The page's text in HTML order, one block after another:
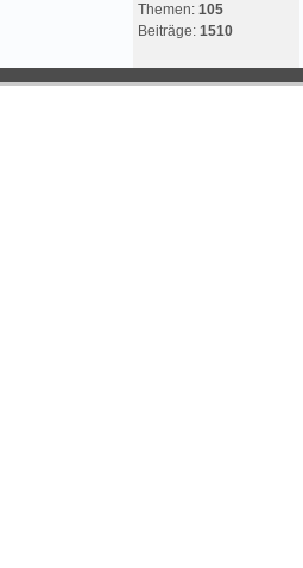
Themen: 105
Beiträge: 1510